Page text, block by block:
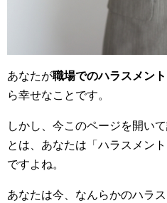
あなたが職場でのハラスメント
ら幸せなことです。
しかし、今このページを開い
とは、あなたは「ハラスメン
ですよね。
あなたは今、なんらかのハラ